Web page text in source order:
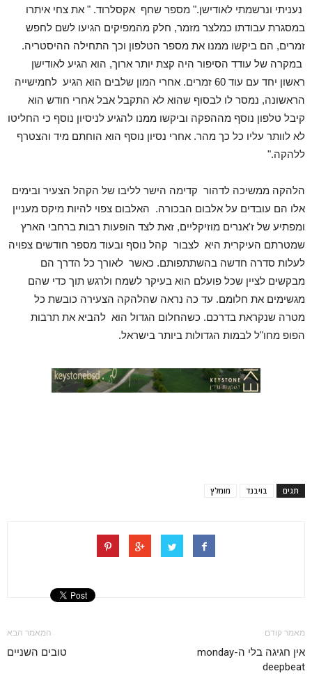
נעניתי ונרשמתי לאודישן." מספר שחף אקסלרוד. " את צחי איתרו
במסגרת עבודתו כמלצר מזמר, חלק מהמפיקים הגיעו לשם לחפש
זמרים, הם ביקשו ממנו את מספר הטלפון וכך התחילה ההיסטריה.
במקרה של עודד הסיפור היה קצת יותר ארוך, הוא הגיע לאודישן
ראשון יחד עם עוד 60 זמרים. אחרי המון שלבים הוא הגיע לחמישייה
הראשונה, נמסר לו לבסוף שהוא לא התקבל אבל אחרי חודש הוא
קיבל טלפון נוסף מההפקה וביקשו ממנו להגיע לניסיון נוסף כי החליטו
לא לוותר עליו כל כך מהר. אחרי נסיון נוסף הוא הוחתם מיד והצטרף
ללהקה."
הלהקה ממשיכה לדהור קדימה הישר לליבו של הקהל הצעיר ובימים
אלו הם עובדים על אלבום הבכורה. האלבום צפוי להיות מיקס מעניין
ומפתיע של ז'אנרים מוזיקליים, זאת לצד הופעות רבות ברחבי הארץ
שמטרתם העיקרית היא לצבור קהל נוסף ובעוד מספר חודשים צפויה
לעלות סדרה חדשה בהשתתפותם. כאשר לאורך כל הדרך הם
מבקשים לציין שכל פועלם הוא בעיקר לשמח ולרגש תוך כדי שהם
מגשימים את חלומם. עד כה נראה שהלהקה הצעירה כובשת כל
מטרה שנקראת בדרכם. כשהחלום הגדול הוא להביא את תרבות
הפופ מחו"ל לבמות הגדולות ביותר בישראל.
תגים בויבנד מומלץ
מאמר קודם
אין חגיגה בלי ה-monday
deepbeat
המאמר הבא
טובים השניים